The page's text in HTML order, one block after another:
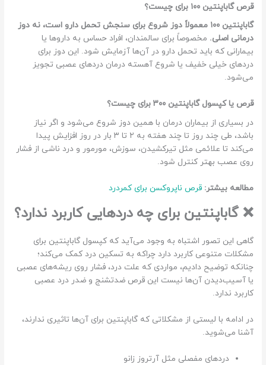
قرص گاباپنتین ۱۰۰ برای چیست؟
گاباپنتین ۱۰۰ معمولاً دوز شروع برای سنجش تحمل دارو است، نه دوز
درمانی اصلی. مخصوصاً برای سالمندان، افراد حساس به داروها یا
بیمارانی که باید تحمل دارو در آن‌ها آزمایش شود. این دوز برای
دردهای خیلی خفیف یا شروع آهسته درمان دردهای عصبی تجویز
می‌شود.
قرص یا کپسول گاباپنتین ۳۰۰ برای چیست؟
در بسیاری از بیماران درمان با همین دوز شروع می‌شود و اگر نیاز
باشد، طی چند روز تا چند هفته به ۲ تا ۳ بار در روز افزایش پیدا
می‌کند تا علائمی مثل تیرکشیدن، سوزش، مورمور و درد ناشی از فشار
روی عصب بهتر کنترل شود.
مطالعه بیشتر: قرص ناپروکسن برای کمردرد
❌ گاباپنتین برای چه دردهایی کاربرد ندارد؟
گاهی این تصور اشتباه به وجود می‌آید که کپسول گاباپنتین برای
مشکلات متنوعی کاربرد دارد چراکه به تسکین درد کمک می‌کند؛
چنانکه توضیح دادیم، مواردی که علت درد، فشار روی ریشه‌های عصبی
یا آسیب‌دیدن آن‌ها نیست این قرص ضدتشنج و ضدر درد عصبی
کاربرد ندارد.
در ادامه با لیستی از مشکلاتی که گاباپنتین برای آن‌ها تاثیری ندارند،
آشنا می‌شوید.
دردهای مفصلی مثل آرتروز زانو